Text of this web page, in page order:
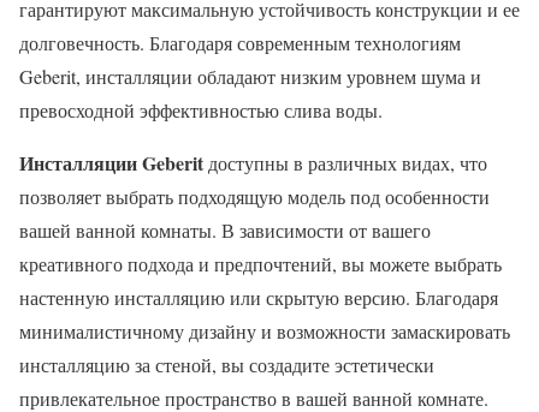
гарантируют максимальную устойчивость конструкции и ее
долговечность. Благодаря современным технологиям
Geberit, инсталляции обладают низким уровнем шума и
превосходной эффективностью слива воды.
Инсталляции Geberit доступны в различных видах, что
позволяет выбрать подходящую модель под особенности
вашей ванной комнаты. В зависимости от вашего
креативного подхода и предпочтений, вы можете выбрать
настенную инсталляцию или скрытую версию. Благодаря
минималистичному дизайну и возможности замаскировать
инсталляцию за стеной, вы создадите эстетически
привлекательное пространство в вашей ванной комнате.